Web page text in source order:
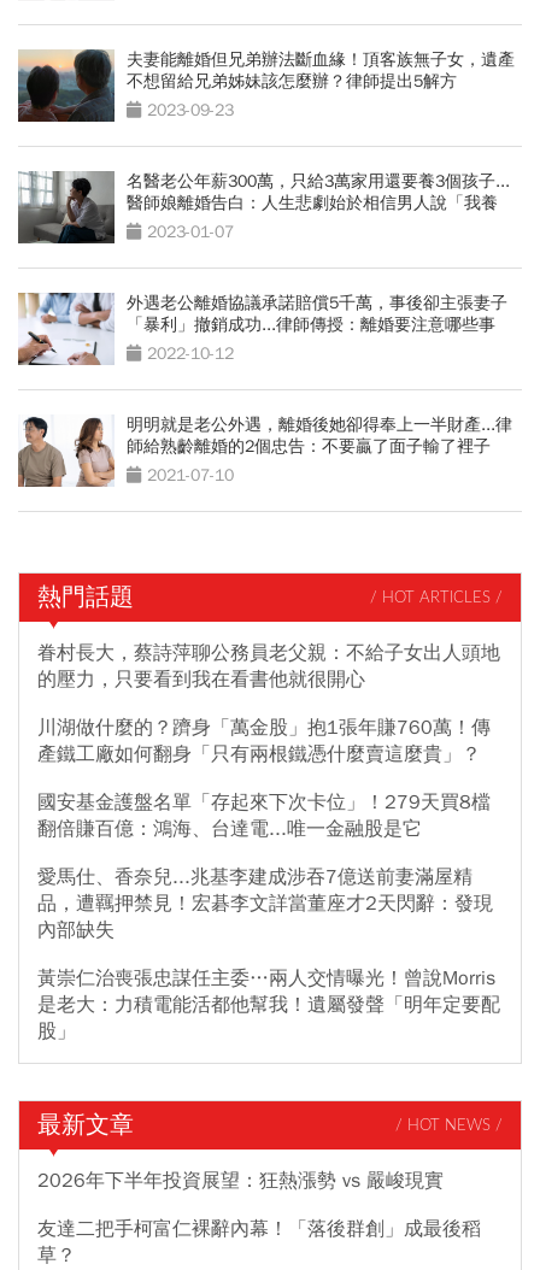
夫妻能離婚但兄弟辦法斷血緣！頂客族無子女，遺產
不想留給兄弟姊妹該怎麼辦？律師提出5解方
2023-09-23
名醫老公年薪300萬，只給3萬家用還要養3個孩子...
醫師娘離婚告白：人生悲劇始於相信男人說「我養
妳」2023-01-07
外遇老公離婚協議承諾賠償5千萬，事後卻主張妻子
「暴利」撤銷成功...律師傳授：離婚要注意哪些事
2022-10-12
明明就是老公外遇，離婚後她卻得奉上一半財產...律
師給熟齡離婚的2個忠告：不要贏了面子輸了裡子
2021-07-10
熱門話題 / HOT ARTICLES /
眷村長大，蔡詩萍聊公務員老父親：不給子女出人頭地
的壓力，只要看到我在看書他就很開心
川湖做什麼的？躋身「萬金股」抱1張年賺760萬！傳
產鐵工廠如何翻身「只有兩根鐵憑什麼賣這麼貴」？
國安基金護盤名單「存起來下次卡位」！279天買8檔
翻倍賺百億：鴻海、台達電...唯一金融股是它
愛馬仕、香奈兒...兆基李建成涉吞7億送前妻滿屋精
品，遭羈押禁見！宏碁李文詳當董座才2天閃辭：發現
內部缺失
黃崇仁治喪張忠謀任主委…兩人交情曝光！曾說Morris
是老大：力積電能活都他幫我！遺屬發聲「明年定要配
股」
最新文章 / HOT NEWS /
2026年下半年投資展望：狂熱漲勢 vs 嚴峻現實
友達二把手柯富仁裸辭內幕！「落後群創」成最後稻
草？